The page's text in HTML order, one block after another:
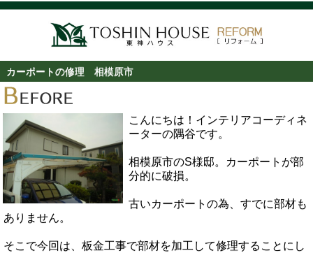
カーポートの修理 相模原市
こんにちは！インテリアコーディネ
ーターの隅谷です。
相模原市のS様邸。カーポートが部
分的に破損。
古いカーポートの為、すでに部材も
ありません。
そこで今回は、板金工事で部材を加工して修理することにし